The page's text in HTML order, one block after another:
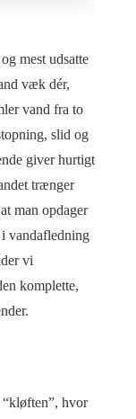
mest udsatte
væk dér,
vand fra to
slid og
giver hurtigt
trænger
man opdager
i vandafledning
vi
komplette,
“kløften”, hvor